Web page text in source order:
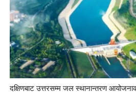
दक्षिणबाट उत्तरसम्म जल स्थानान्तरण